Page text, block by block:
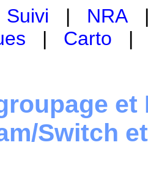
Suivi | NRA
| Carto
et
Switch